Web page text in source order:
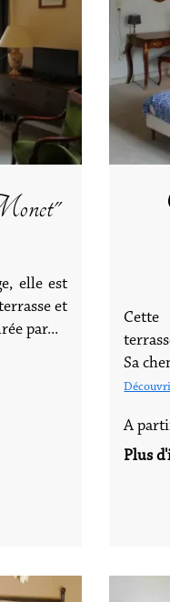
elle est
et
par...
Sa
A
Plus